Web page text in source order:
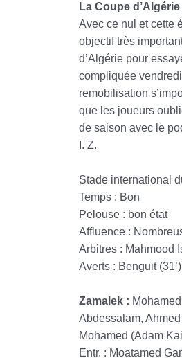
La Coupe
Avec ce nul et cette
objectif très
d’Algérie pour
compliquée
remobilisation
que les joueurs
de saison avec le
I. Z.
Stade international
Temps : Bon
Pelouse : bon état
Affluence :
Arbitres : Mahmood
Averts : Benguit
Zamalek :
Abdessalam,
Mohamed (Adam
Entr. : Moatamed